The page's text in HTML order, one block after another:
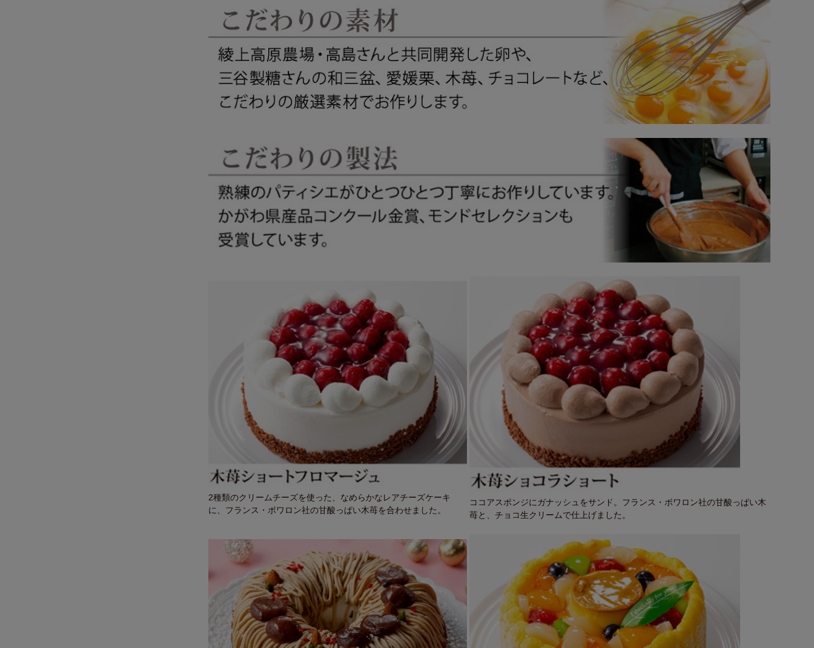
2種類のクリームチーズを使った、なめらかなレアチーズケーキ
に、フランス・ボワロン社の甘酸っぱい木苺を合わせました。
ココアスポンジにガナッシュをサンド。フランス・ボワロン社の甘酸っぱい木
苺と、チョコ生クリームで仕上げました。